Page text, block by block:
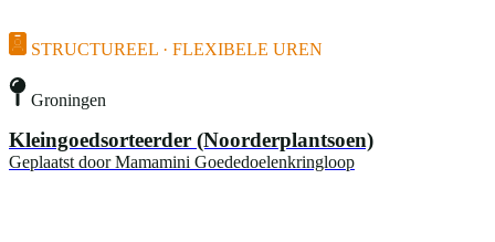
STRUCTUREEL · FLEXIBELE UREN
Groningen
Kleingoedsorteerder (Noorderplantsoen)
Geplaatst door Mamamini Goededoelenkringloop